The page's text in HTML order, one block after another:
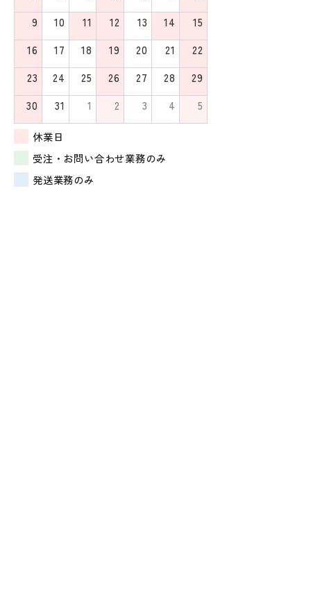
9
10 11 12 13 14
15
16
17 18 19 20 21
22
23
24 25 26 27 28
29
30
31 1 2 3 4 5
休業日
受注・お問い合わせ業務のみ
発送業務のみ